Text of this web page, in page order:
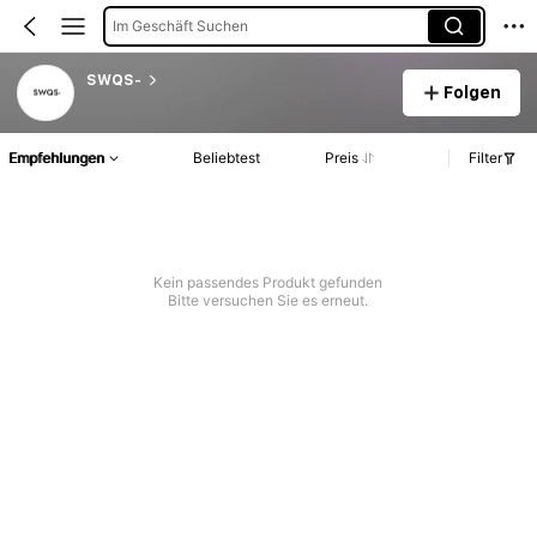
Im Geschäft Suchen
SWQS-
Folgen
Empfehlungen Beliebtest Preis Filter
Kein passendes Produkt gefunden
Bitte versuchen Sie es erneut.